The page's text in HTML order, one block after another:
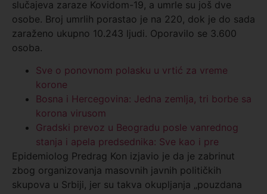
slučajeva zaraze Kovidom-19, a umrle su još dve
osobe. Broj umrlih porastao je na 220, dok je do sada
zaraženo ukupno 10.243 ljudi. Oporavilo se 3.600
osoba.
Sve o ponovnom polasku u vrtić za vreme
korone
Bosna i Hercegovina: Jedna zemlja, tri borbe sa
korona virusom
Gradski prevoz u Beogradu posle vanrednog
stanja i apela predsednika: Sve kao i pre
Epidemiolog Predrag Kon izjavio je da je zabrinut
zbog organizovanja masovnih javnih političkih
skupova u Srbiji, jer su takva okupljanja „pouzdana